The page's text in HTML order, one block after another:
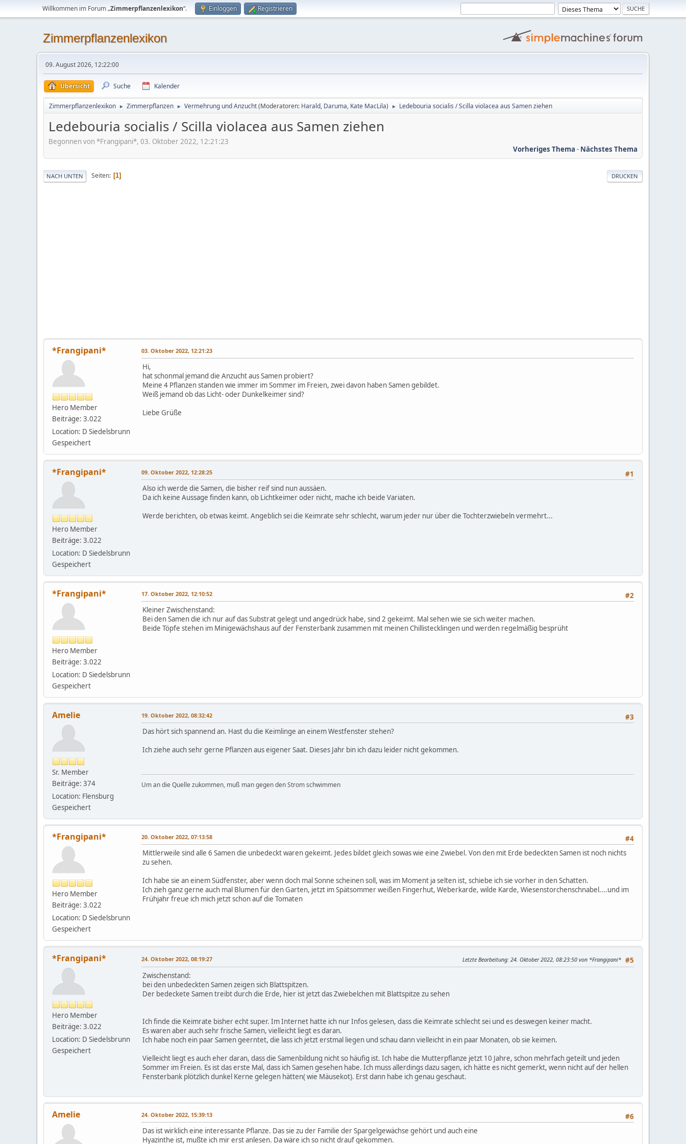
Willkommen im Forum „Zimmerpflanzenlexikon“. Einloggen Registrieren
Zimmerpflanzenlexikon
09. August 2026, 12:22:00
Übersicht Suche Kalender
Zimmerpflanzenlexikon ► Zimmerpflanzen ► Vermehrung und Anzucht(Moderatoren: Harald, Daruma, Kate MacLila) ► Ledebouria socialis / Scilla violacea aus Samen ziehen
Ledebouria socialis / Scilla violacea aus Samen ziehen
Begonnen von *Frangipani*, 03. Oktober 2022, 12:21:23
Vorheriges Thema - Nächstes Thema
DRUCKEN
NACH UNTEN Seiten 1
*Frangipani*
Hero Member
Beiträge: 3.022
Location: D Siedelsbrunn
Gespeichert
03. Oktober 2022, 12:21:23
Hi,
hat schonmal jemand die Anzucht aus Samen probiert?
Meine 4 Pflanzen standen wie immer im Sommer im Freien, zwei davon haben Samen gebildet.
Weiß jemand ob das Licht- oder Dunkelkeimer sind?
Liebe Grüße
*Frangipani*
Hero Member
Beiträge: 3.022
Location: D Siedelsbrunn
Gespeichert
#1
09. Oktober 2022, 12:28:25
Also ich werde die Samen, die bisher reif sind nun aussäen.
Da ich keine Aussage finden kann, ob Lichtkeimer oder nicht, mache ich beide Variaten.
Werde berichten, ob etwas keimt. Angeblich sei die Keimrate sehr schlecht, warum jeder nur über die Tochterzwiebeln vermehrt...
*Frangipani*
Hero Member
Beiträge: 3.022
Location: D Siedelsbrunn
Gespeichert
#2
17. Oktober 2022, 12:10:52
Kleiner Zwischenstand:
Bei den Samen die ich nur auf das Substrat gelegt und angedrück habe, sind 2 gekeimt. Mal sehen wie sie sich weiter machen.
Beide Töpfe stehen im Minigewächshaus auf der Fensterbank zusammen mit meinen Chillistecklingen und werden regelmäßig besprüht
Amelie
Sr. Member
Beiträge: 374
Location: Flensburg
Gespeichert
#3
19. Oktober 2022, 08:32:42
Das hört sich spannend an. Hast du die Keimlinge an einem Westfenster stehen?
Ich ziehe auch sehr gerne Pflanzen aus eigener Saat. Dieses Jahr bin ich dazu leider nicht gekommen.
Um an die Quelle zukommen, muß man gegen den Strom schwimmen
*Frangipani*
Hero Member
Beiträge: 3.022
Location: D Siedelsbrunn
Gespeichert
#4
20. Oktober 2022, 07:13:58
Mittlerweile sind alle 6 Samen die unbedeckt waren gekeimt. Jedes bildet gleich sowas wie eine Zwiebel. Von den mit Erde bedeckten Samen ist noch nichts
zu sehen.
Ich habe sie an einem Südfenster, aber wenn doch mal Sonne scheinen soll, was im Moment ja selten ist, schiebe ich sie vorher in den Schatten.
Ich zieh ganz gerne auch mal Blumen für den Garten, jetzt im Spätsommer weißen Fingerhut, Weberkarde, wilde Karde, Wiesenstorchenschnabel....und im
Frühjahr freue ich mich jetzt schon auf die Tomaten
*Frangipani*
Hero Member
Beiträge: 3.022
Location: D Siedelsbrunn
Gespeichert
#5
24. Oktober 2022, 08:19:27 Letzte Bearbeitung: 24. Oktober 2022, 08:23:50 von *Frangipani*
Zwischenstand:
bei den unbedeckten Samen zeigen sich Blattspitzen.
Der bedeckete Samen treibt durch die Erde, hier ist jetzt das Zwiebelchen mit Blattspitze zu sehen
Ich finde die Keimrate bisher echt super. Im Internet hatte ich nur Infos gelesen, dass die Keimrate schlecht sei und es deswegen keiner macht.
Es waren aber auch sehr frische Samen, vielleicht liegt es daran.
Ich habe noch ein paar Samen geerntet, die lass ich jetzt erstmal liegen und schau dann vielleicht in ein paar Monaten, ob sie keimen.
Vielleicht liegt es auch eher daran, dass die Samenbildung nicht so häufig ist. Ich habe die Mutterpflanze jetzt 10 Jahre, schon mehrfach geteilt und jeden
Sommer im Freien. Es ist das erste Mal, dass ich Samen gesehen habe. Ich muss allerdings dazu sagen, ich hätte es nicht gemerkt, wenn nicht auf der hellen
Fensterbank plötzlich dunkel Kerne gelegen hätten( wie Mäusekot). Erst dann habe ich genau geschaut.
Amelie #6
24. Oktober 2022, 15:39:13
Das ist wirklich eine interessante Pflanze. Das sie zu der Familie der Spargelgewächse gehört und auch eine
Hyazinthe ist, mußte ich mir erst anlesen. Da wäre ich so nicht drauf gekommen.